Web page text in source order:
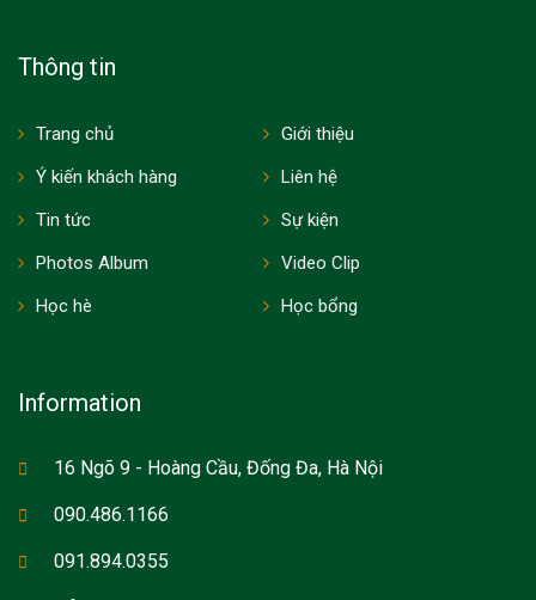
Thông tin
Trang chủ
Giới thiệu
Ý kiến khách hàng
Liên hệ
Tin tức
Sự kiện
Photos Album
Video Clip
Học hè
Học bổng
Information
16 Ngõ 9 - Hoàng Cầu, Đống Đa, Hà Nội
090.486.1166
091.894.0355